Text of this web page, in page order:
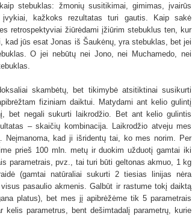
stebuklas: žmonių susitikimai, gimimas, įvairūs
kažkoks rezultatas turi gautis. Kaip sakė
retrospektyviai žiūrėdami įžiūrim stebuklus ten, kur
kad jūs esat Jonas iš Šaukėnų, yra stebuklas, bet jei
O jei nebūtų nei Jono, nei Muchamedo, nei
skambėtų, bet tikimybė atsitiktinai susikurti
fiziniam daiktui. Matydami ant kelio gulintį
bet negali sukurti laikrodžio. Bet ant kelio gulintis
– skaičių kombinacija. Laikrodžio atveju mes
Neįmanoma, kad ji išridentų tai, ko mes norim. Per
prieš 100 mln. metų ir duokim užduotį gamtai iki
parametrais, pvz., tai turi būti geltonas akmuo, 1 kg
(gamtai natūraliai sukurti 2 tiesias linijas nėra
pasaulio akmenis. Galbūt ir rastume tokį daiktą
platus), bet mes jį apibrėžėme tik 5 parametrais
parametrus, bent dešimtadalį parametrų, kurie